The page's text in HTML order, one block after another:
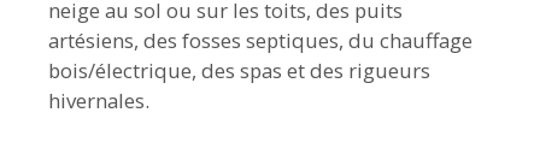
neige au sol ou sur les toits, des puits
artésiens, des fosses septiques, du chauffage
bois/électrique, des spas et des rigueurs
hivernales.